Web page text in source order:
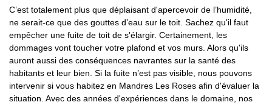
C’est totalement plus que déplaisant d'apercevoir de l’humidité,
ne serait-ce que des gouttes d’eau sur le toit. Sachez qu'il faut
empêcher une fuite de toit de s'élargir. Certainement, les
dommages vont toucher votre plafond et vos murs. Alors qu'ils
auront aussi des conséquences navrantes sur la santé des
habitants et leur bien. Si la fuite n’est pas visible, nous pouvons
intervenir si vous habitez en Mandres Les Roses afin d'évaluer la
situation. Avec des années d'expériences dans le domaine, nos